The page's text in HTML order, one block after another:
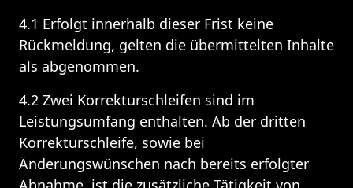
4.1 Erfolgt innerhalb dieser Frist keine
Rückmeldung, gelten die übermittelten Inhalte
als abgenommen.
4.2 Zwei Korrekturschleifen sind im
Leistungsumfang enthalten. Ab der dritten
Korrekturschleife, sowie bei
Änderungswünschen nach bereits erfolgter